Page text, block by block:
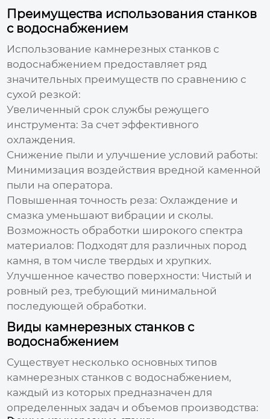
Преимущества использования станков
с водоснабжением
Использование камнерезных станков с
водоснабжением предоставляет ряд
значительных преимуществ по сравнению с
сухой резкой:
Увеличенный срок службы режущего
инструмента: За счет эффективного
охлаждения.
Снижение пыли и улучшение условий работы:
Минимизация воздействия вредной каменной
пыли на оператора.
Повышенная точность реза: Охлаждение и
смазка уменьшают вибрации и сколы.
Возможность обработки широкого спектра
материалов: Подходят для различных пород
камня, в том числе твердых и хрупких.
Улучшенное качество поверхности: Чистый и
ровный рез, требующий минимальной
последующей обработки.
Виды камнерезных станков с
водоснабжением
Существует несколько основных типов
камнерезных станков с водоснабжением,
каждый из которых предназначен для
определенных задач и объемов производства: